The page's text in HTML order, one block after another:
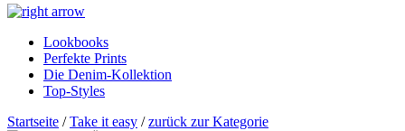
Lookbooks
Perfekte Prints
Die Denim-Kollektion
Top-Styles
Startseite /Take it easy /zurück zur Kategorie